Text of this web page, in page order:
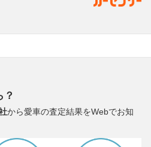
？
から愛車の査定結果をWebでお知